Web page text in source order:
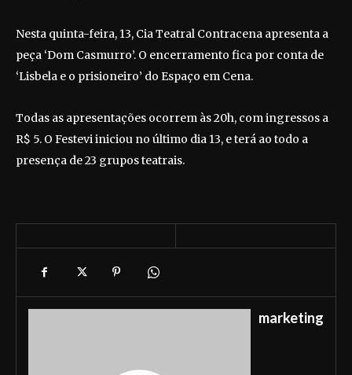
Nesta quinta-feira, 13, Cia Teatral Contracena apresenta a
peça ‘Dom Casmurro’. O encerramento fica por conta de
‘Lisbela e o prisioneiro’ do Espaço em Cena.
Todas as apresentações ocorrem às 20h, com ingressos a
R$ 5. O Festevi iniciou no último dia 13, e terá ao todo a
presença de 23 grupos teatrais.
marketing